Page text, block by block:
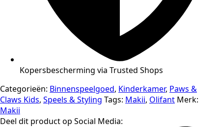
Kopersbescherming via Trusted Shops
Categorieën: Binnenspeelgoed, Kinderkamer, Paws &
Claws Kids, Speels & Styling Tags: Makii, Olifant Merk:
Makii
Deel dit product op Social Media: